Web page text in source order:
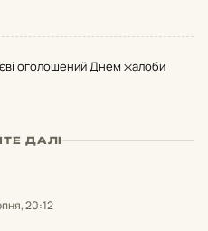
оголошений Днем жалоби
ДАЛІ
20:12